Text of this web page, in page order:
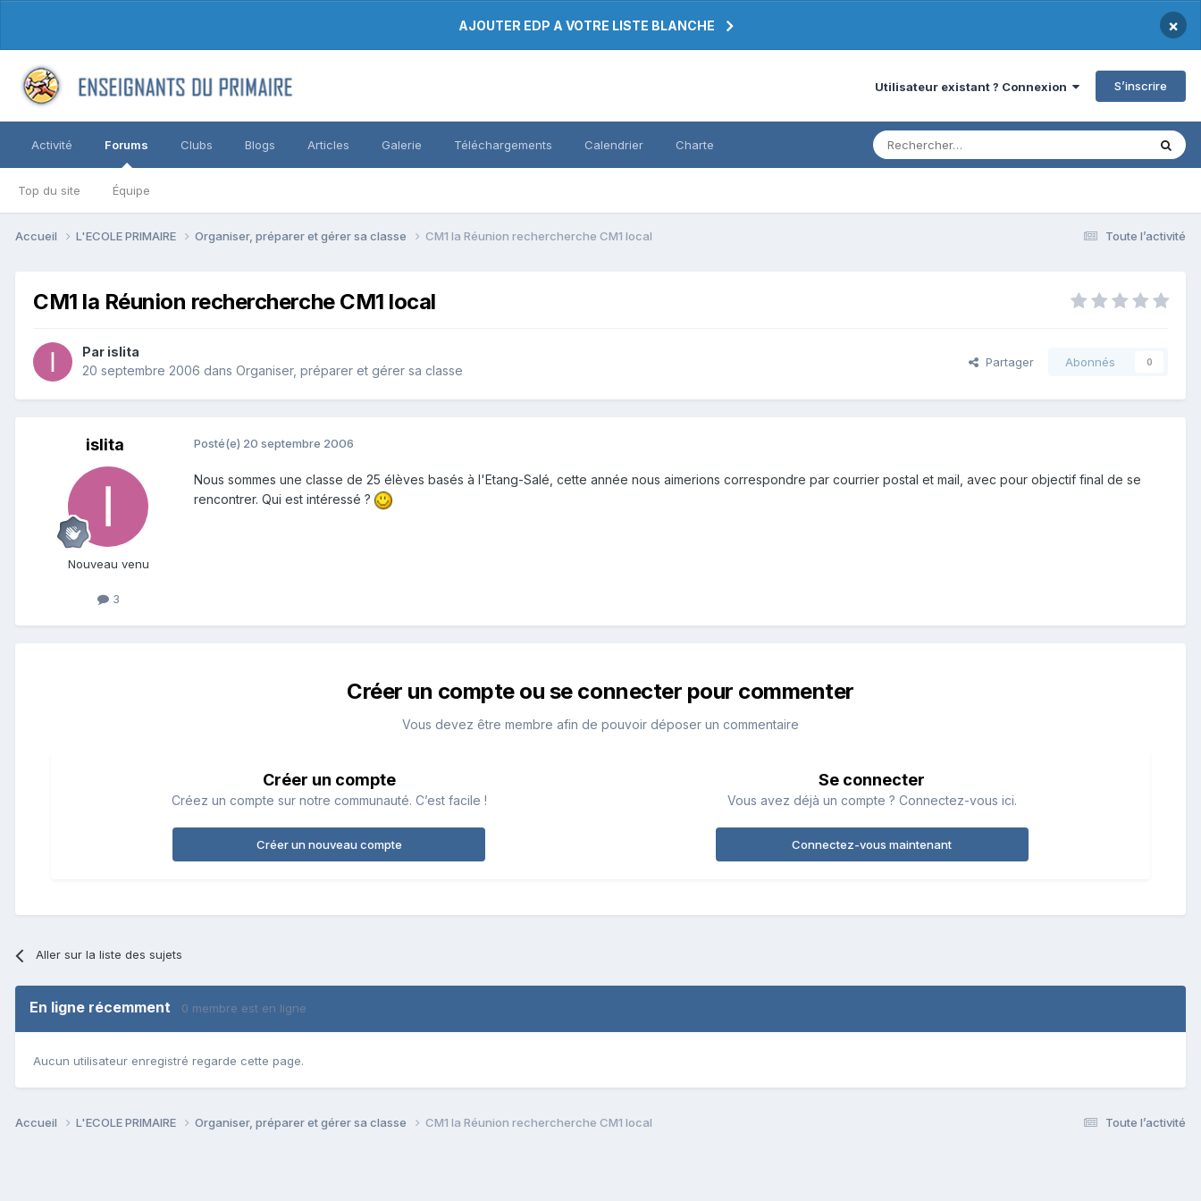
AJOUTER EDP A VOTRE LISTE BLANCHE ×
Utilisateur existant ? Connexion S’inscrire
Activité Forums
Top du site Équipe
Clubs Blogs Articles Galerie Téléchargements Calendrier Charte
Toute l’activité
Accueil L'ECOLE PRIMAIRE Organiser, préparer et gérer sa classe CM1 la Réunion rechercherche CM1 local
CM1 la Réunion rechercherche CM1 local
Par islita
20 septembre 2006 dans Organiser, préparer et gérer sa classe
Partager Abonnés 0
islita
Nouveau venu
3
Posté(e) 20 septembre 2006
Nous sommes une classe de 25 élèves basés à l'Etang-Salé, cette année nous aimerions correspondre par courrier postal et mail, avec pour objectif final de se
rencontrer. Qui est intéressé ?
Créer un compte ou se connecter pour commenter
Vous devez être membre afin de pouvoir déposer un commentaire
Créer un compte
Créez un compte sur notre communauté. C’est facile !
Créer un nouveau compte
Se connecter
Vous avez déjà un compte ? Connectez-vous ici.
Connectez-vous maintenant
Aller sur la liste des sujets
En ligne récemment 0 membre est en ligne
Aucun utilisateur enregistré regarde cette page.
Toute l’activité
Accueil L'ECOLE PRIMAIRE Organiser, préparer et gérer sa classe CM1 la Réunion rechercherche CM1 local